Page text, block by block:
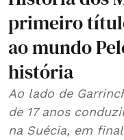
primeiro
ao mundo
história
Ao lado de
de 17 anos
na Suécia, em